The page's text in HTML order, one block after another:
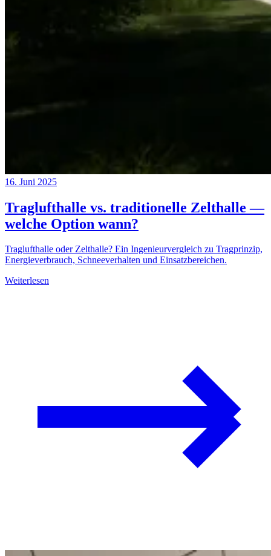
16. Juni 2025
Traglufthalle vs. traditionelle Zelthalle —
welche Option wann?
Traglufthalle oder Zelthalle? Ein Ingenieurvergleich zu Tragprinzip,
Energieverbrauch, Schneeverhalten und Einsatzbereichen.
Weiterlesen